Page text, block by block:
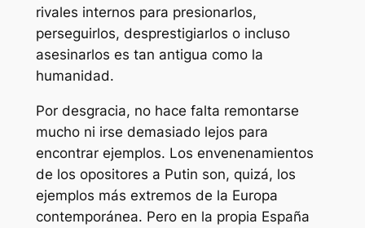
rivales internos para presionarlos,
perseguirlos, desprestigiarlos o incluso
asesinarlos es tan antigua como la
humanidad.
Por desgracia, no hace falta remontarse
mucho ni irse demasiado lejos para
encontrar ejemplos. Los envenenamientos
de los opositores a Putin son, quizá, los
ejemplos más extremos de la Europa
contemporánea. Pero en la propia España